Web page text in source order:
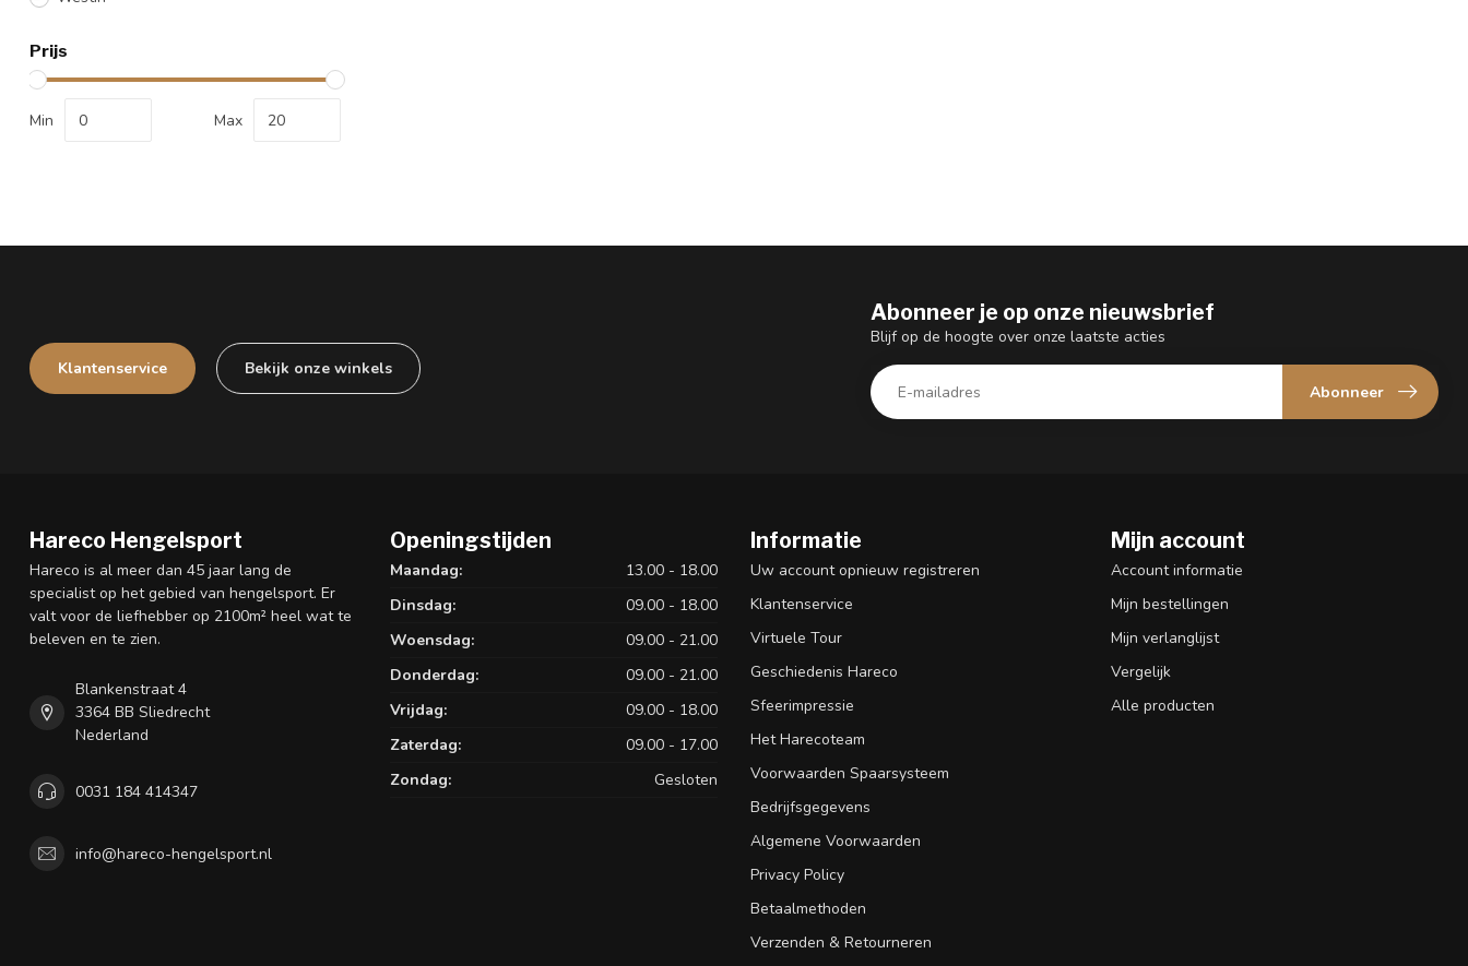
Prijs
Min Max
Klantenservice Bekijk onze winkels
Abonneer je op onze nieuwsbrief
Blijf op de hoogte over onze laatste acties
Abonneer
Hareco Hengelsport
Hareco is al meer dan 45 jaar lang de
specialist op het gebied van hengelsport. Er
valt voor de liefhebber op 2100m² heel wat te
beleven en te zien.
Blankenstraat 4
3364 BB Sliedrecht
Nederland
0031 184 414347
info@hareco-hengelsport.nl
Openingstijden
Maandag:
13.00 - 18.00
Dinsdag:
09.00 - 18.00
Woensdag:
09.00 - 21.00
Donderdag:
09.00 - 21.00
Vrijdag:
09.00 - 18.00
Zaterdag:
09.00 - 17.00
Zondag:
Gesloten
Informatie
Uw account opnieuw registreren
Klantenservice
Virtuele Tour
Geschiedenis Hareco
Sfeerimpressie
Het Harecoteam
Voorwaarden Spaarsysteem
Bedrijfsgegevens
Algemene Voorwaarden
Privacy Policy
Betaalmethoden
Verzenden & Retourneren
Mijn account
Account informatie
Mijn bestellingen
Mijn verlanglijst
Vergelijk
Alle producten